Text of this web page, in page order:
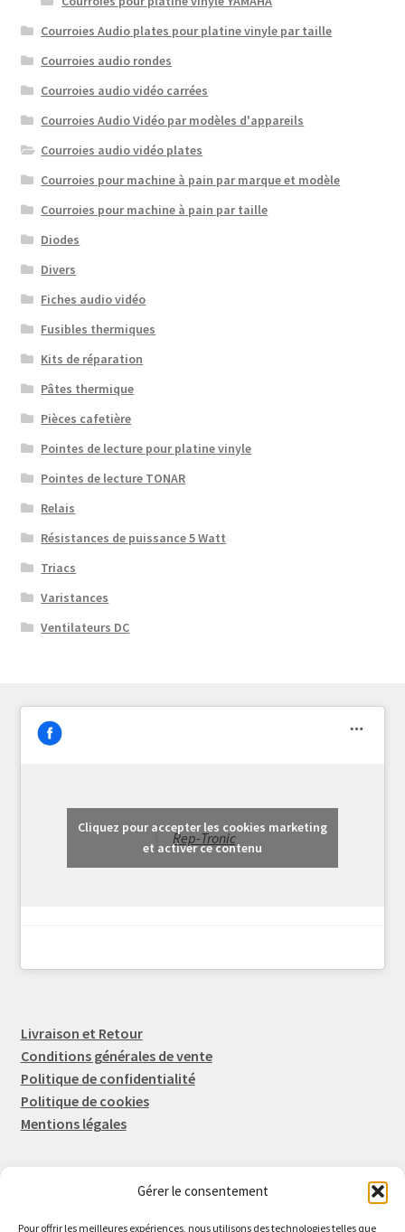
Gérer le consentement
Pour offrir les meilleures expériences, nous utilisons des technologies telles que
Courroies Audio plates pour platine vinyle par taille
Courroies audio rondes
Courroies audio vidéo carrées
Courroies Audio Vidéo par modèles d'appareils
Courroies audio vidéo plates
Courroies pour machine à pain par marque et modèle
Courroies pour machine à pain par taille
Diodes
Divers
Fiches audio vidéo
Fusibles thermiques
Kits de réparation
Pâtes thermique
Pièces cafetière
Pointes de lecture pour platine vinyle
Pointes de lecture TONAR
Relais
Résistances de puissance 5 Watt
Triacs
Varistances
Ventilateurs DC
Rep-Tronic
Cliquez pour accepter les cookies marketing
et activer ce contenu
Livraison et Retour
Conditions générales de vente
Politique de confidentialité
Politique de cookies
Mentions légales
Eric FORTIER EI